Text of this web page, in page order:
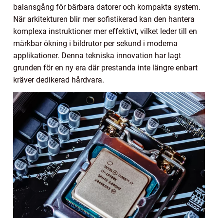
balansgång för bärbara datorer och kompakta system.
När arkitekturen blir mer sofistikerad kan den hantera
komplexa instruktioner mer effektivt, vilket leder till en
märkbar ökning i bildrutor per sekund i moderna
applikationer. Denna tekniska innovation har lagt
grunden för en ny era där prestanda inte längre enbart
kräver dedikerad hårdvara.